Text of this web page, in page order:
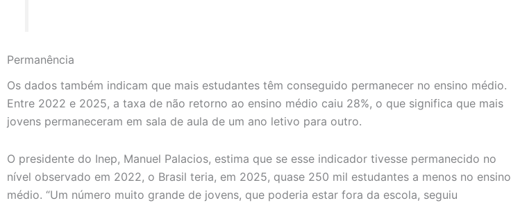
Permanência
Os dados também indicam que mais estudantes têm conseguido permanecer no ensino médio.
Entre 2022 e 2025, a taxa de não retorno ao ensino médio caiu 28%, o que significa que mais
jovens permaneceram em sala de aula de um ano letivo para outro.
O presidente do Inep, Manuel Palacios, estima que se esse indicador tivesse permanecido no
nível observado em 2022, o Brasil teria, em 2025, quase 250 mil estudantes a menos no ensino
médio. “Um número muito grande de jovens, que poderia estar fora da escola, seguiu